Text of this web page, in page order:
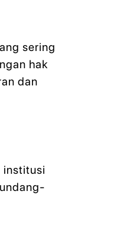
sering
hak
dan
institusi